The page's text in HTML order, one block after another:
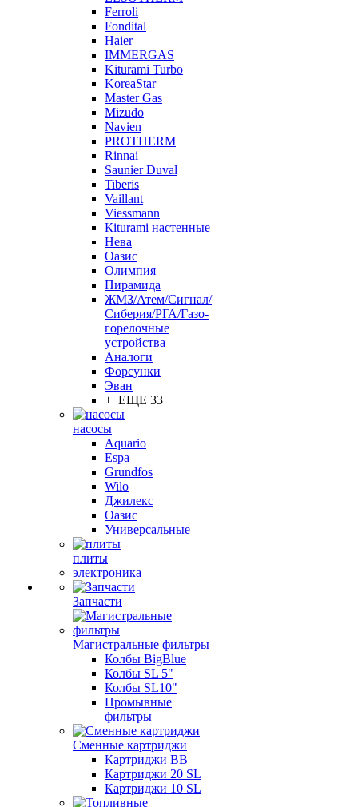
Ferroli
Fondital
Haier
IMMERGAS
Kiturami Turbo
KoreaStar
Master Gas
Mizudo
Navien
PROTHERM
Rinnai
Saunier Duval
Tiberis
Vaillant
Viessmann
Кiturami настенные
Нева
Оазис
Олимпия
Пирамида
ЖМЗ/Атем/Сигнал/
Сиберия/РГА/Газо-
горелочные
устройства
Aналоги
Форсунки
Эван
+ ЕЩЕ 33
насосы
Aquario
Espa
Grundfos
Wilo
Джилекс
Оазис
Универсальные
плиты
электроника
Запчасти
Магистральные фильтры
Колбы BigBlue
Колбы SL 5"
Колбы SL10"
Промывные
фильтры
Сменные картриджи
Картриджи BB
Картриджи 20 SL
Картриджи 10 SL